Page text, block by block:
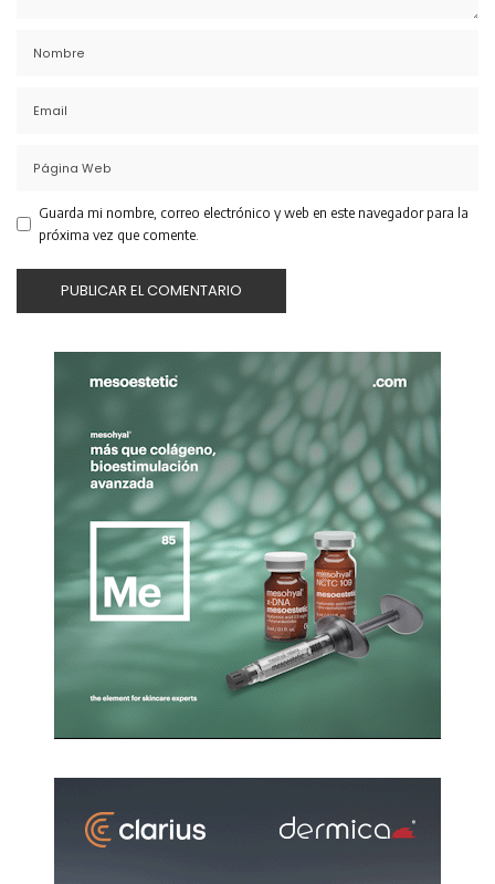
Guarda mi nombre, correo electrónico y web en este navegador para la
próxima vez que comente.